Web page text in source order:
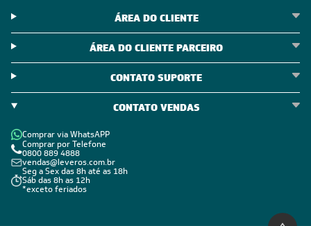
ÁREA DO CLIENTE
ÁREA DO CLIENTE PARCEIRO
CONTATO SUPORTE
CONTATO VENDAS
Comprar via WhatsAPP
Comprar por Telefone
0800 889 4888
vendas@leveros.com.br
Seg a Sex das 8h até as 18h
Sáb das 8h as 12h
*exceto feriados